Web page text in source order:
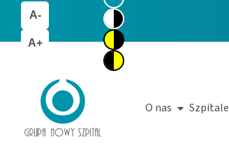
A-
A+
O nas Szpitale